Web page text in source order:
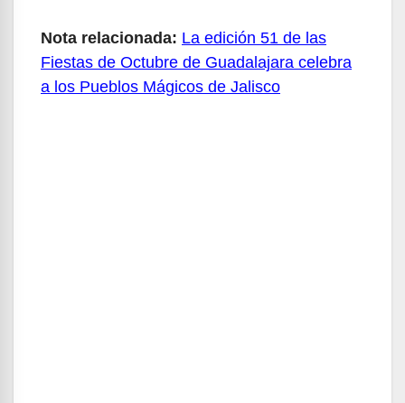
Nota relacionada: La edición 51 de las
Fiestas de Octubre de Guadalajara celebra
a los Pueblos Mágicos de Jalisco